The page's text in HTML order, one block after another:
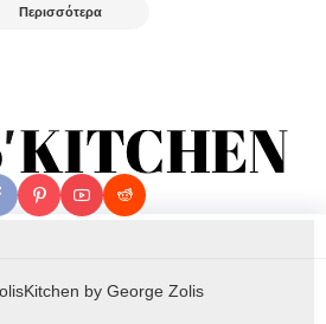
Περισσότερα
by George Zolis